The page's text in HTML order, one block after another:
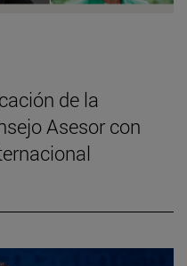
de la
Asesor con